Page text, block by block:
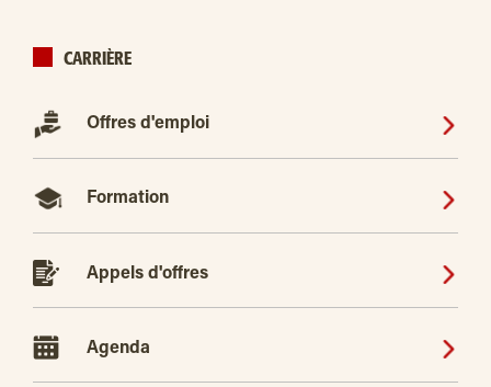
CARRIÈRE
Offres d'emploi
Formation
Appels d'offres
Agenda